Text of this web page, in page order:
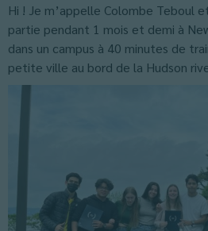
Hi ! Je m’appelle Colombe Teboul
partie pendant 1 mois et demi à
dans un campus à 40 minutes de
petite ville au bord de la Hudson